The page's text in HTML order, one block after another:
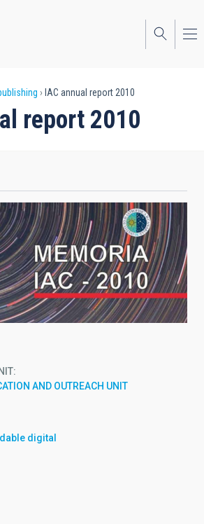
IAC annual report 2010
report 2010
AND OUTREACH UNIT
digital